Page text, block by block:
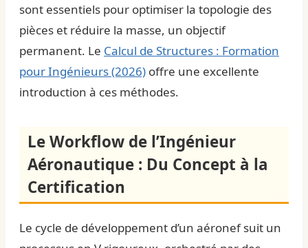
sont essentiels pour optimiser la topologie des
pièces et réduire la masse, un objectif
permanent. Le Calcul de Structures : Formation
pour Ingénieurs (2026) offre une excellente
introduction à ces méthodes.
Le Workflow de l’Ingénieur
Aéronautique : Du Concept à la
Certification
Le cycle de développement d’un aéronef suit un